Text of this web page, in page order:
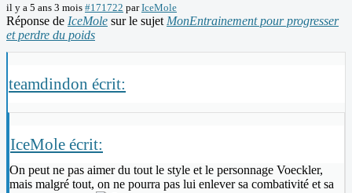
il y a 5 ans 3 mois #171722 parIceMole
Réponse de IceMole sur le sujet MonEntrainement pour progresser
et perdre du poids
teamdindon écrit:
IceMole écrit:
On peut ne pas aimer du tout le style et le personnage Voeckler,
mais malgré tout, on ne pourra pas lui enlever sa combativité et sa